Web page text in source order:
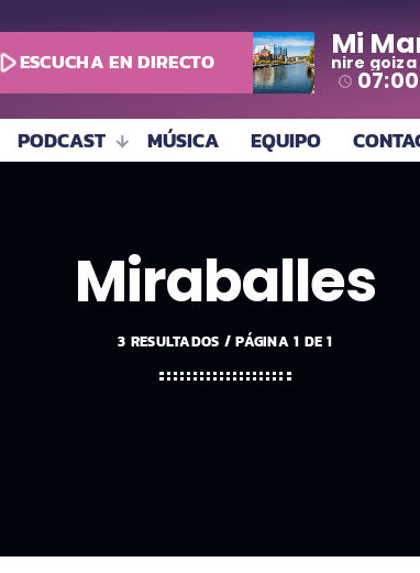
play_arrowESCUCHA EN DIRECTO Mi
nire goiza
access_time
PODCAST MÚSICA EQUIPO
Miraballes
3 RESULTADOS / PÁGINA 1 DE 1